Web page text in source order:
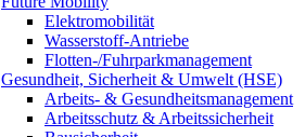
Elektromobilität
Wasserstoff-Antriebe
Flotten-/Fuhrparkmanagement
Gesundheit, Sicherheit & Umwelt (HSE)
Arbeits- & Gesundheitsmanagement
Arbeitsschutz & Arbeitssicherheit